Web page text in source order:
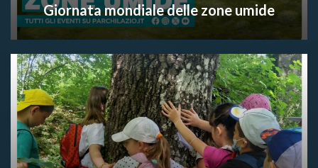
Giornata mondiale delle zone umide